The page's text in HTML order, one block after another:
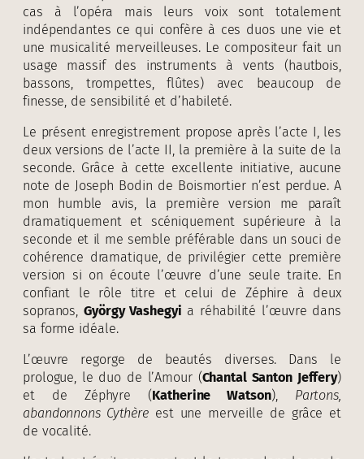
cas à l’opéra mais leurs voix sont totalement
indépendantes ce qui confère à ces duos une vie et
une musicalité merveilleuses. Le compositeur fait un
usage massif des instruments à vents (hautbois,
bassons, trompettes, flûtes) avec beaucoup de
finesse, de sensibilité et d’habileté.
Le présent enregistrement propose après l’acte I, les
deux versions de l’acte II, la première à la suite de la
seconde. Grâce à cette excellente initiative, aucune
note de Joseph Bodin de Boismortier n’est perdue. A
mon humble avis, la première version me paraît
dramatiquement et scéniquement supérieure à la
seconde et il me semble préférable dans un souci de
cohérence dramatique, de privilégier cette première
version si on écoute l’œuvre d’une seule traite. En
confiant le rôle titre et celui de Zéphire à deux
sopranos,György Vashegyi a réhabilité l’œuvre dans
sa forme idéale.
L’œuvre regorge de beautés diverses. Dans le
prologue, le duo de l’Amour (Chantal Santon Jeffery)
et de Zéphyre (Katherine Watson), Partons,
abandonnons Cythère est une merveille de grâce et
de vocalité.